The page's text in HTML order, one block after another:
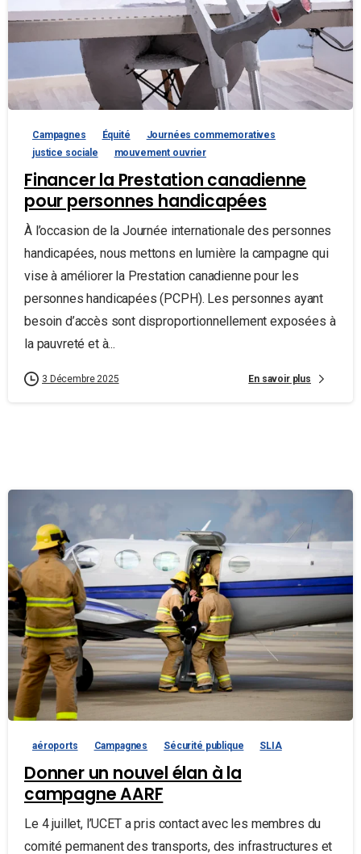
Campagnes Équité
Journées commemoratives
justice sociale
mouvement ouvrier
Financer la Prestation canadienne
pour personnes handicapées
À l’occasion de la Journée internationale des personnes
handicapées, nous mettons en lumière la campagne qui
vise à améliorer la Prestation canadienne pour les
personnes handicapées (PCPH). Les personnes ayant
besoin d’accès sont disproportionnellement exposées à
la pauvreté et à...
3 Décembre 2025 En savoir plus
aéroports Campagnes Sécurité publique SLIA
Donner un nouvel élan à la
campagne AARF
Le 4 juillet, l’UCET a pris contact avec les membres du
comité permanent des transports, des infrastructures et